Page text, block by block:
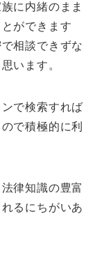
に内緒のまま
ができます
相談できずな
います。
で検索すれば
で積極的に利
律知識の豊富
るにちがいあ